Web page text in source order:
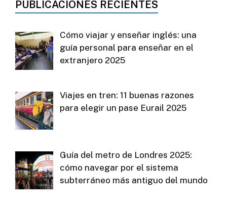
PUBLICACIONES RECIENTES
Cómo viajar y enseñar inglés: una
guía personal para enseñar en el
extranjero 2025
Viajes en tren: 11 buenas razones
para elegir un pase Eurail 2025
Guía del metro de Londres 2025:
cómo navegar por el sistema
subterráneo más antiguo del mundo